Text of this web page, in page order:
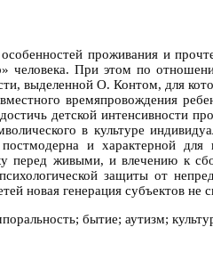
проживания и
человека. При этом по
выделенной О. Контом, для
времяпровождения
детской интенсивности
в культуре
и характерной
перед живыми, и влечению к
защиты от
новая генерация субъектов не
бытие; аутизм;